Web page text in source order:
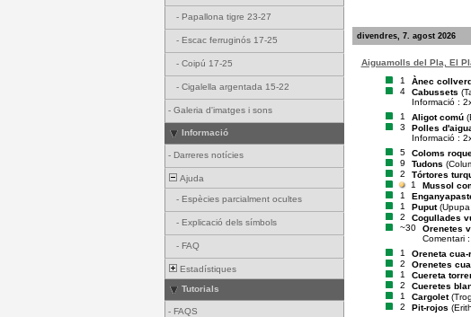
- Papallona tigre 23-27
- Escac ferruginós 17-25
- Coipú 17-25
- Cigalella argentada 15-22
- Galeria d'imatges i sons
Informació
- Darreres notícies
Ajuda
- Espècies parcialment ocultes
- Explicació dels símbols
- FAQ
Estadístiques
Tutorials
- FAQS
divendres, 7. agost 2026
Aiguamolls del Pla, El
1
Ànec
4
Cabussets
Informació :
1
Aligot comú
3
Polles
Informació :
5
Coloms
9
Tudons
2
Tórtores
1
Mussol
1
1
Puput
2
Cogullades
~30
Orenetes
Comentari :
1
Oreneta cua-
2
Orenetes
1
Cuereta
2
Cueretes
1
Cargolet
2
Pit-rojos